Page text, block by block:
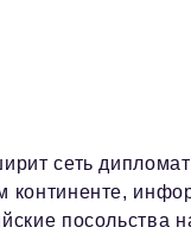
сеть
континенте,
посольства